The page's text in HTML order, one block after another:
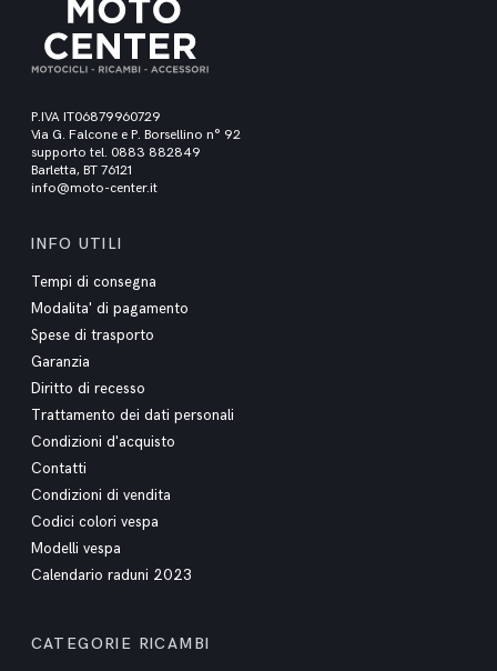
P.IVA IT06879960729
Via G. Falcone e P. Borsellino n° 92
supporto tel. 0883 882849
Barletta, BT 76121
info@moto-center.it
INFO UTILI
Tempi di consegna
Modalita' di pagamento
Spese di trasporto
Garanzia
Diritto di recesso
Trattamento dei dati personali
Condizioni d'acquisto
Contatti
Condizioni di vendita
Codici colori vespa
Modelli vespa
Calendario raduni 2023
CATEGORIE RICAMBI